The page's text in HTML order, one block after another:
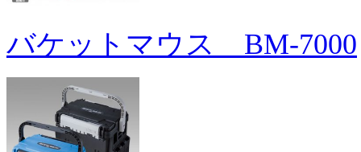
バケットマウス BM-7000